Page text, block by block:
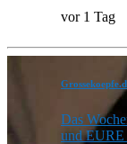
vor 1 Tag
Das
und EURE